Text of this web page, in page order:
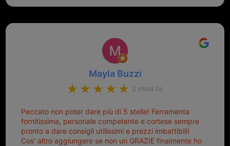
Sicuramente tornerò qui per qualsiasi altro problema.
Mayla Buzzi
2 mesi fa
Peccato non poter dare più di 5 stelle! Ferramenta
fornitissima, personale competente e cortese sempre
pronto a dare consigli utilissimi e prezzi imbattibili!
Cos' altro aggiungere se non un GRAZIE finalmente ho